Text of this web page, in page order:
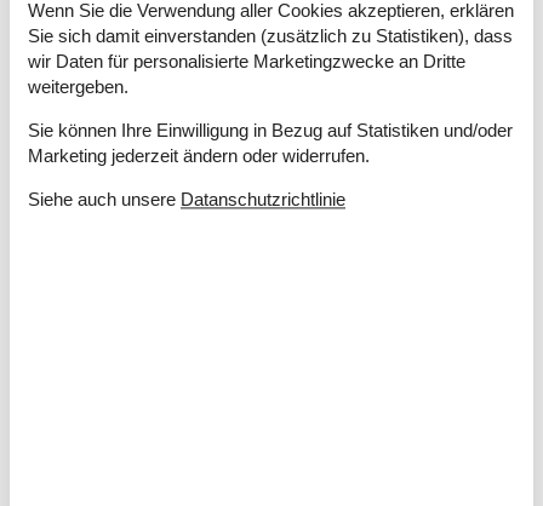
Automobilmuseum.
Fyns Hoved – eine wunderschöne natürliche
Sehenswürdigkeit mit einem Wanderweg, der
Den Fynske Landsby – ein Freilichtmuseum, das das
Leben auf dem Land auf Fünen im 19. Jahrhundert
Nyborg Slot – ein historisches Schloss aus dem 12.
Wenn Sie die Verwendung aller Cookies akzeptieren, erklären
Sie sich damit einverstanden (zusätzlich zu Statistiken), dass
wir Daten für personalisierte Marketingzwecke an Dritte
weitergeben.
Sie können Ihre Einwilligung in Bezug auf Statistiken und/oder
Marketing jederzeit ändern oder widerrufen.
Siehe auch unsere Datanschutzrichtlinie